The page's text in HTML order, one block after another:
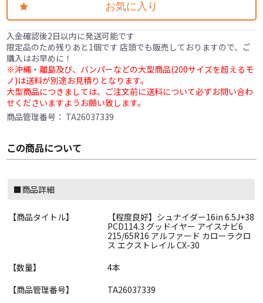
お気に入り
入金確認後2日以内に発送可能です
限定品のため残りあと1個です 店頭でも販売しておりますので、ご
購入はお早めに！
※沖縄・離島及び、バンパーなどの大型商品(200サイズを超えるモ
ノ)は送料が別途お見積りとなります。
大型商品につきましては、ご注文前に送料について必ずお問い合わ
せくださいますようお願い致します。
商品管理番号： TA26037339
この商品について
■商品詳細
【商品タイトル】
【程度良好】シュナイダー16in 6.5J+38
PCD114.3 グッドイヤー アイスナビ6
215/65R16 アルファード カローラクロ
ス エクストレイル CX-30
【数量】
4本
【商品管理番号】
TA26037339